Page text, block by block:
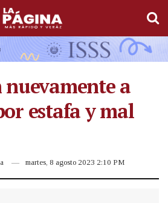
a
estafa y mal
martes, 8 agosto 2023 2:10 PM